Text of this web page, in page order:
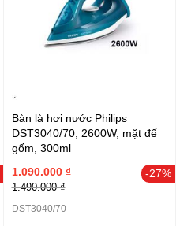
Bàn là hơi nước Philips
DST3040/70, 2600W, mặt đế
gốm, 300ml
-27%
1.090.000 ₫
1.490.000 ₫
DST3040/70